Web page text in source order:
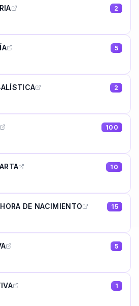
2
5
2
100
10
DE NACIMIENTO
15
5
1